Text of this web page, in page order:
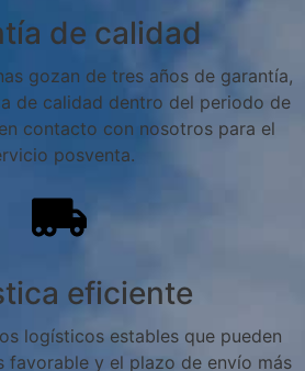
de calidad
gozan de tres años de garantía,
de calidad dentro del periodo de
contacto con nosotros para el
posventa.
eficiente
logísticos estables que pueden
favorable y el plazo de envío más